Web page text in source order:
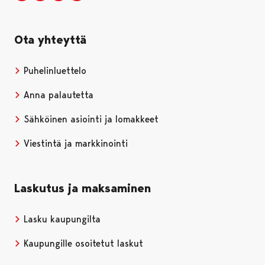
Ota yhteyttä
Puhelinluettelo
Anna palautetta
Sähköinen asiointi ja lomakkeet
Viestintä ja markkinointi
Laskutus ja maksaminen
Lasku kaupungilta
Kaupungille osoitetut laskut